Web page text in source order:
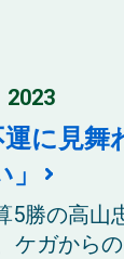
2023
に見舞
5勝の高山
ケガからの